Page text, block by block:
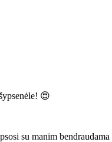
😍
su manim